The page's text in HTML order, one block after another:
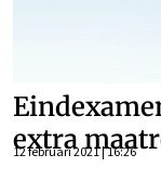
extra
12 februari 2021 | 16:26